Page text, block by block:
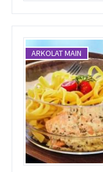
ARKOLAT MAIN